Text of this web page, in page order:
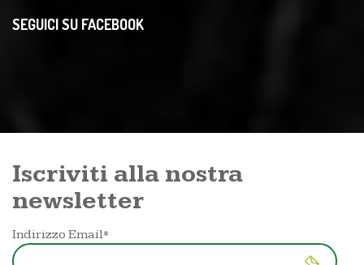
SEGUICI SU FACEBOOK
Iscriviti alla nostra
newsletter
Indirizzo Email*